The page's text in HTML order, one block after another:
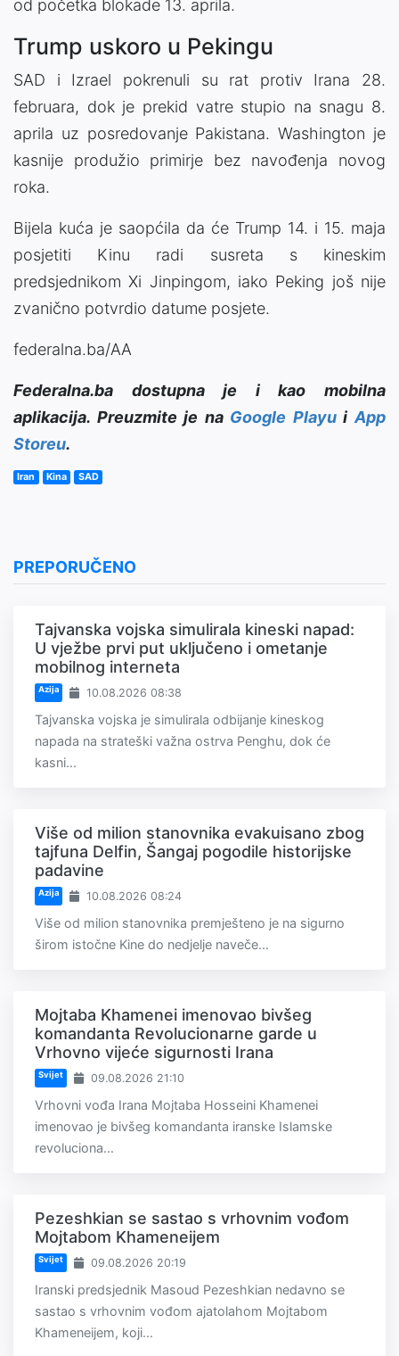
od početka blokade 13. aprila.
Trump uskoro u Pekingu
SAD i Izrael pokrenuli su rat protiv Irana 28.
februara, dok je prekid vatre stupio na snagu 8.
aprila uz posredovanje Pakistana. Washington je
kasnije produžio primirje bez navođenja novog
roka.
Bijela kuća je saopćila da će Trump 14. i 15. maja
posjetiti Kinu radi susreta s kineskim
predsjednikom Xi Jinpingom, iako Peking još nije
zvanično potvrdio datume posjete.
federalna.ba/AA
Federalna.ba dostupna je i kao mobilna
aplikacija. Preuzmite je na Google PlayuiApp
Storeu.
Iran Kina SAD
PREPORUČENO
Tajvanska vojska simulirala kineski napad:
U vježbe prvi put uključeno i ometanje
mobilnog interneta
Azija 10.08.2026 08:38
Tajvanska vojska je simulirala odbijanje kineskog
napada na strateški važna ostrva Penghu, dok će
kasni...
Više od milion stanovnika evakuisano zbog
tajfuna Delfin, Šangaj pogodile historijske
padavine
Azija 10.08.2026 08:24
Više od milion stanovnika premješteno je na sigurno
širom istočne Kine do nedjelje naveče...
Mojtaba Khamenei imenovao bivšeg
komandanta Revolucionarne garde u
Vrhovno vijeće sigurnosti Irana
Svijet 09.08.2026 21:10
Vrhovni vođa Irana Mojtaba Hosseini Khamenei
imenovao je bivšeg komandanta iranske Islamske
revoluciona...
Pezeshkian se sastao s vrhovnim vođom
Mojtabom Khameneijem
Svijet 09.08.2026 20:19
Iranski predsjednik Masoud Pezeshkian nedavno se
sastao s vrhovnim vođom ajatolahom Mojtabom
Khameneijem, koji...